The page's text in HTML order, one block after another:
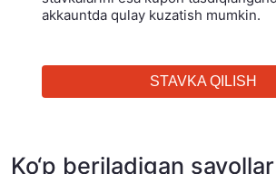
akkauntda qulay kuzatish mumkin.
STAVKA QILISH
Ko‘p beriladigan savollar